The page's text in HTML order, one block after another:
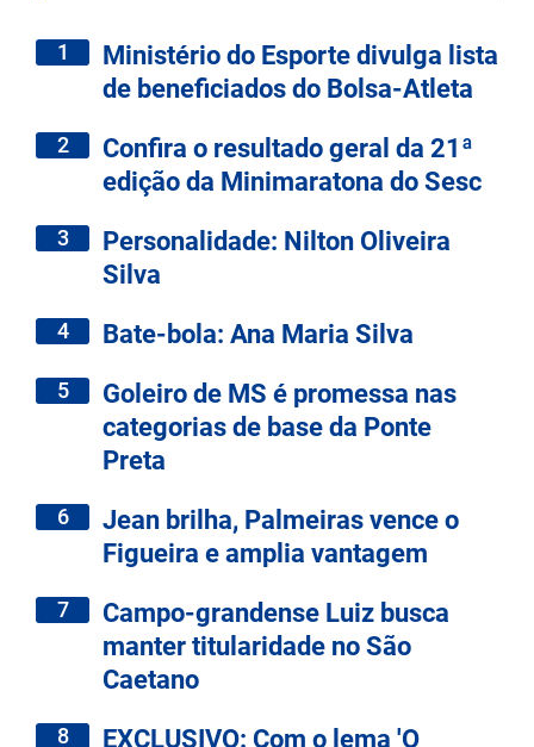
1
Ministério do Esporte divulga lista
de beneficiados do Bolsa-Atleta
2
Confira o resultado geral da 21ª
edição da Minimaratona do Sesc
3
Personalidade: Nilton Oliveira
Silva
4 Bate-bola: Ana Maria Silva
5
Goleiro de MS é promessa nas
categorias de base da Ponte
Preta
6
Jean brilha, Palmeiras vence o
Figueira e amplia vantagem
7
Campo-grandense Luiz busca
manter titularidade no São
Caetano
8 EXCLUSIVO: Com o lema 'O